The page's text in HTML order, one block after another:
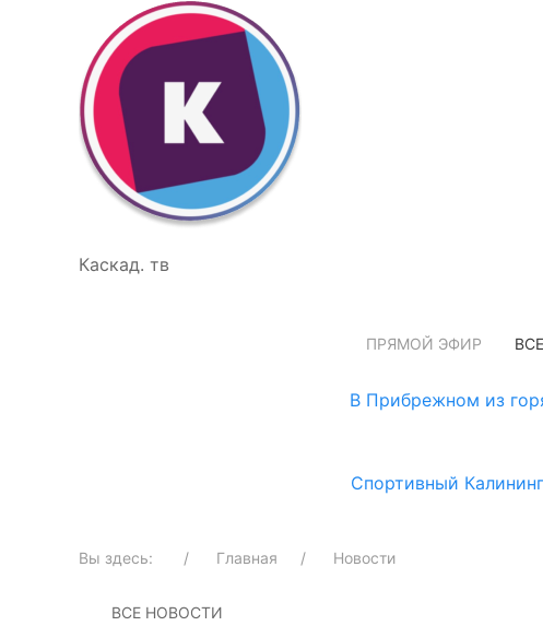
Каскад. тв
ПРЯМОЙ ЭФИР
В Прибрежном из
Спортивный
Вы здесь: Главная Новости
ВСЕ НОВОСТИ